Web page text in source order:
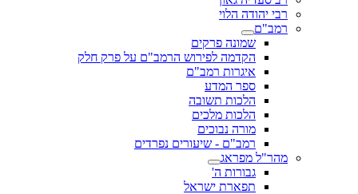
רבי יהודה הלוי
רמב"ם
שמונה פרקים
הקדמה לפירוש הרמב"ם על פרק חלק
איגרות רמב"ם
ספר המדע
הלכות תשובה
הלכות מלכים
מורה נבוכים
רמב"ם - שיעורים נפרדים
מהר"ל מפראג
גבורות ה'
תפארת ישראל